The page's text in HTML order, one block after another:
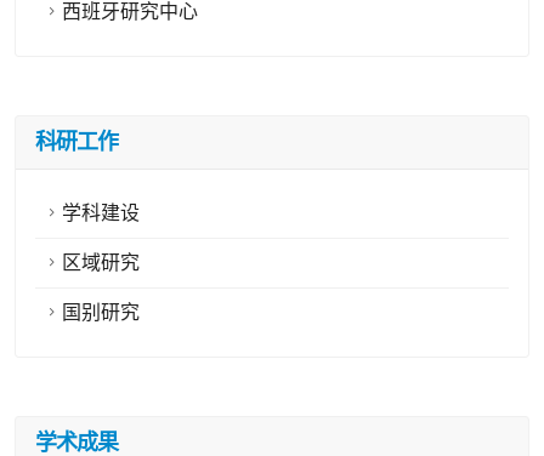
西班牙研究中心
科研工作
学科建设
区域研究
国别研究
学术成果